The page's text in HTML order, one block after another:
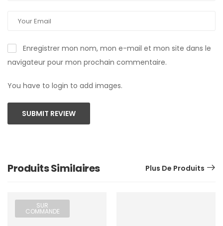
Enregistrer mon nom, mon e-mail et mon site dans le
navigateur pour mon prochain commentaire.
You have to login to add images.
SUBMIT REVIEW
Produits Similaires Plus De Produits
SUR
COMMANDE